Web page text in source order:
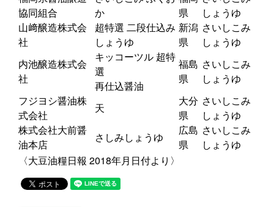
協同組合
か
県
しょうゆ
山﨑醸造株式会
社
超特選 二段仕込み
しょうゆ
新潟
県
さいしこみ
しょうゆ
内池醸造株式会
社
キッコーツル 超特
選
再仕込醤油
福島
県
さいしこみ
しょうゆ
フジヨシ醤油株
式会社
天
大分
県
さいしこみ
しょうゆ
株式会社大前醤
油本店
さしみしょうゆ
広島
県
さいしこみ
しょうゆ
〈大豆油糧日報 2018年月日付より〉